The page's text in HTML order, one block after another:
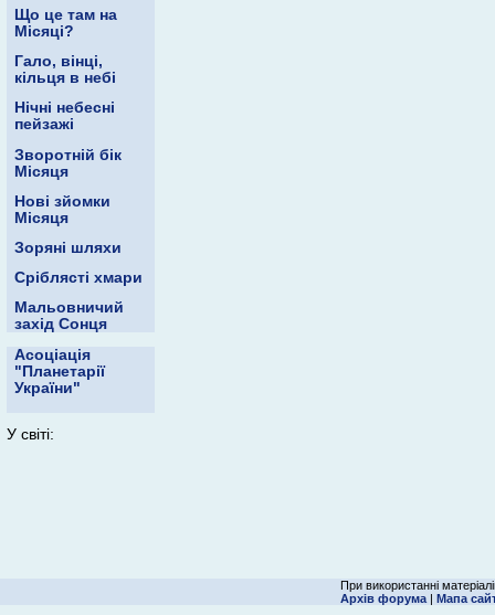
Що це там на
Місяці?
Гало, вінці,
кільця в небі
Нічні небесні
пейзажі
Зворотній бік
Місяця
Нові зйомки
Місяця
Зоряні шляхи
Сріблясті хмари
Мальовничий
захід Сонця
Асоціація
"Планетарії
України"
У світі:
При використанні
Архів форума| Мапа